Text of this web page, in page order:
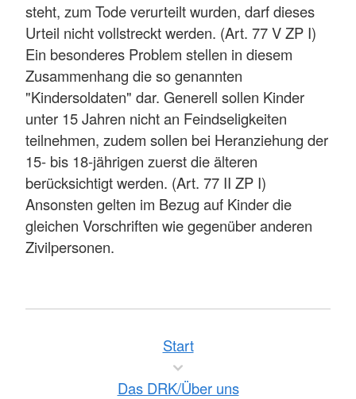
steht, zum Tode verurteilt wurden, darf dieses
Urteil nicht vollstreckt werden. (Art. 77 V ZP I)
Ein besonderes Problem stellen in diesem
Zusammenhang die so genannten
"Kindersoldaten" dar. Generell sollen Kinder
unter 15 Jahren nicht an Feindseligkeiten
teilnehmen, zudem sollen bei Heranziehung der
15- bis 18-jährigen zuerst die älteren
berücksichtigt werden. (Art. 77 II ZP I)
Ansonsten gelten im Bezug auf Kinder die
gleichen Vorschriften wie gegenüber anderen
Zivilpersonen.
Start
Das DRK/Über uns